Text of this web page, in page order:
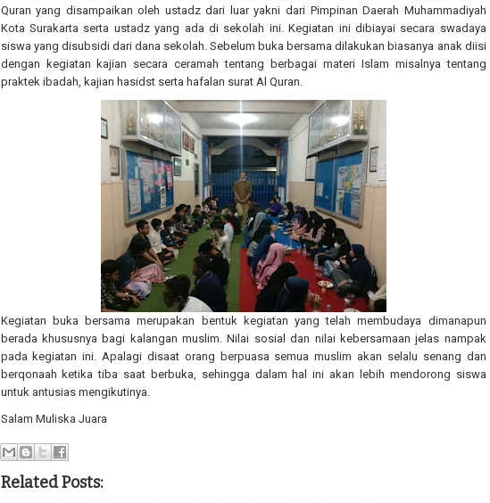
Quran yang disampaikan oleh ustadz dari luar yakni dari Pimpinan Daerah Muhammadiyah
Kota Surakarta serta ustadz yang ada di sekolah ini. Kegiatan ini dibiayai secara swadaya
siswa yang disubsidi dari dana sekolah. Sebelum buka bersama dilakukan biasanya anak diisi
dengan kegiatan kajian secara ceramah tentang berbagai materi Islam misalnya tentang
praktek ibadah, kajian hasidst serta hafalan surat Al Quran.
Kegiatan buka bersama merupakan bentuk kegiatan yang telah membudaya dimanapun
berada khususnya bagi kalangan muslim. Nilai sosial dan nilai kebersamaan jelas nampak
pada kegiatan ini. Apalagi disaat orang berpuasa semua muslim akan selalu senang dan
berqonaah ketika tiba saat berbuka, sehingga dalam hal ini akan lebih mendorong siswa
untuk antusias mengikutinya.
Salam Muliska Juara
Related Posts: